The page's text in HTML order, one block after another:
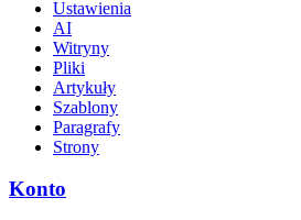
Ustawienia
AI
Witryny
Pliki
Artykuły
Szablony
Paragrafy
Strony
Konto